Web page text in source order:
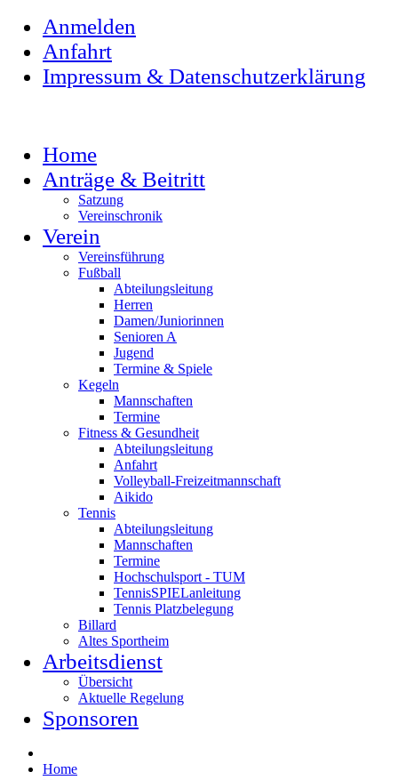
Anmelden
Anfahrt
Impressum & Datenschutzerklärung
Home
Anträge & Beitritt
Satzung
Vereinschronik
Verein
Vereinsführung
Fußball
Abteilungsleitung
Herren
Damen/Juniorinnen
Senioren A
Jugend
Termine & Spiele
Kegeln
Mannschaften
Termine
Fitness & Gesundheit
Abteilungsleitung
Anfahrt
Volleyball-Freizeitmannschaft
Aikido
Tennis
Abteilungsleitung
Mannschaften
Termine
Hochschulsport - TUM
TennisSPIELanleitung
Tennis Platzbelegung
Billard
Altes Sportheim
Arbeitsdienst
Übersicht
Aktuelle Regelung
Sponsoren
Home